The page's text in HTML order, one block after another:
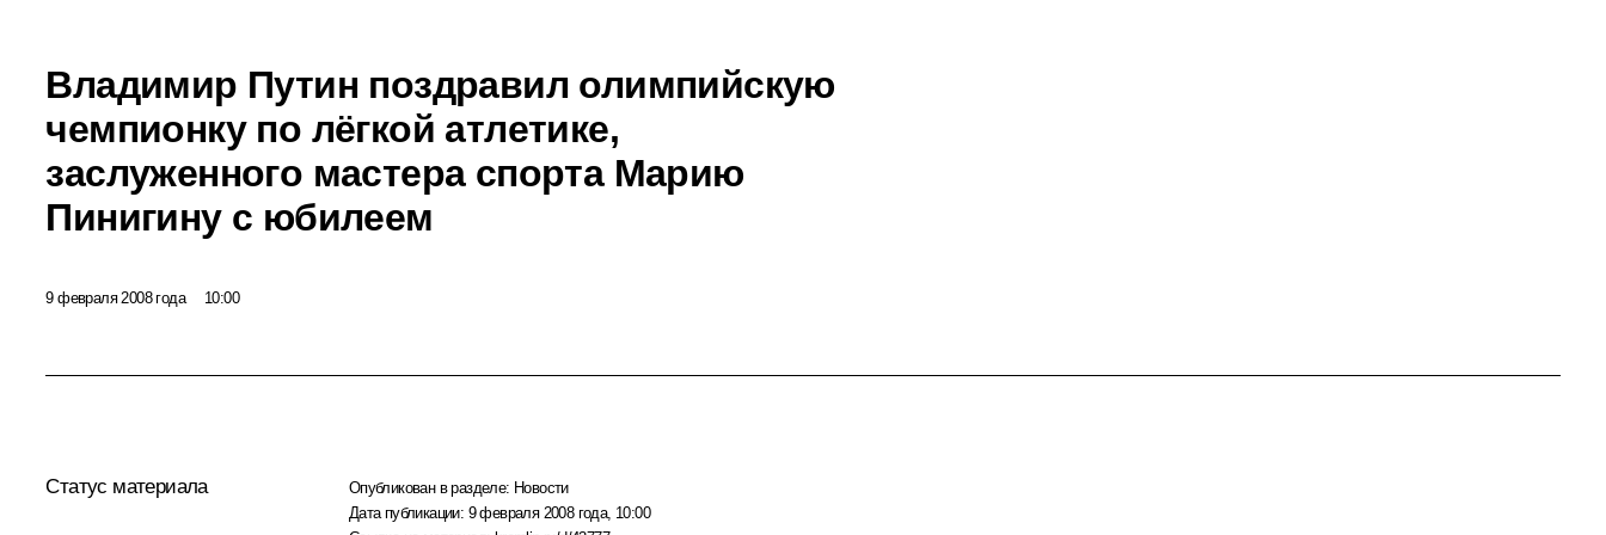
Владимир Путин поздравил олимпийскую
чемпионку по лёгкой атлетике,
заслуженного мастера спорта Марию
Пинигину с юбилеем
9 февраля 2008 года 10:00
Статус материала Опубликован в разделе: Новости
Дата публикации: 9 февраля 2008 года, 10:00